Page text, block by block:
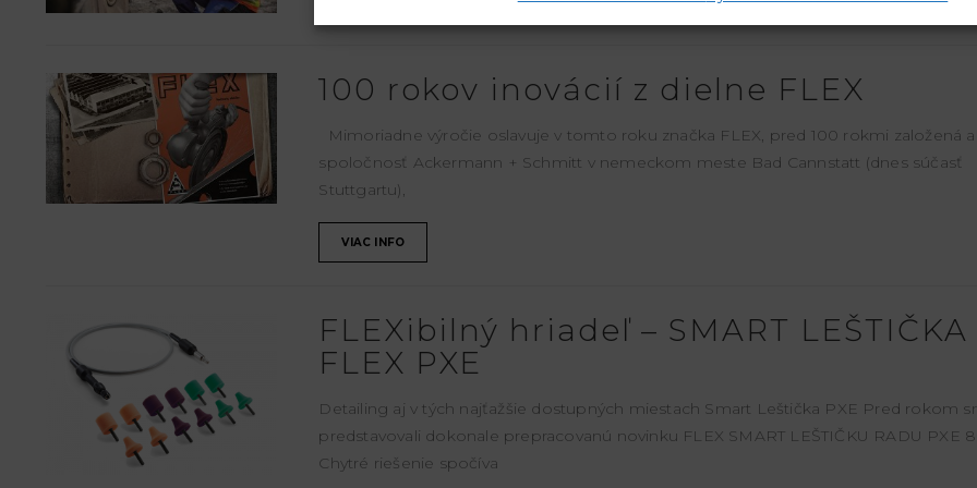
100 rokov inovácií z dielne FLEX
Mimoriadne výročie oslavuje v tomto roku značka FLEX, pred 100 rokmi založená
spoločnosť Ackermann + Schmitt v nemeckom meste Bad Cannstatt (dnes súčasť
Stuttgartu),
VIAC INFO
FLEXibilný hriadeľ – SMART LEŠTIČKA
FLEX PXE
Detailing aj v tých najťažšie dostupných miestach Smart Leštička PXE Pred rokom
predstavovali dokonale prepracovanú novinku FLEX SMART LEŠTIČKU RADU PXE
Chytré riešenie spočíva